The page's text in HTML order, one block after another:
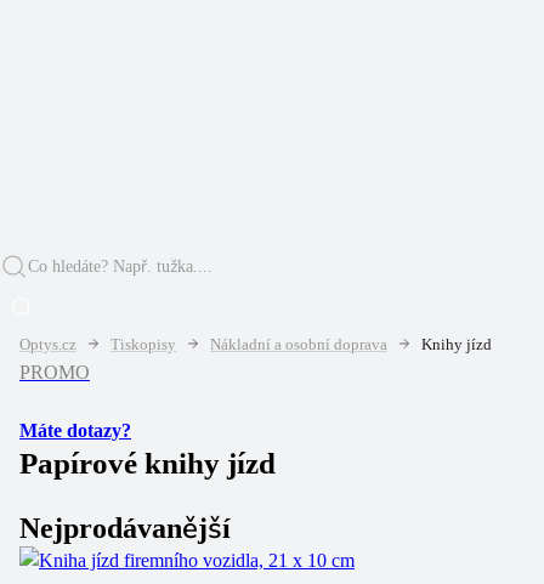
Optys.cz Tiskopisy Nákladní a osobní doprava Knihy jízd
PROMO
Máte dotazy?
Papírové knihy jízd
Nejprodávanější